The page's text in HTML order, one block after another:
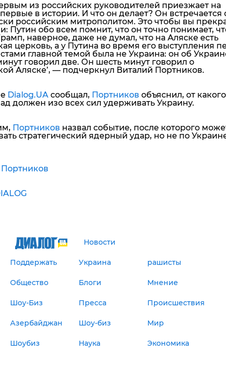
из российских руководителей приезжает на
в истории. И что он делает? Он встречается
российским митрополитом. Это чтобы вы
Путин обо всем помнит, что он точно понимает,
рамп, наверное, даже не думал, что на Аляске есть
церковь, а у Путина во время его выступления
главной темой была не Украина: он об
говорил две. Он шесть минут говорил о
Аляске’, — подчеркнул Виталий Портников.
Dialog.UAсообщал, Портников объяснил, от какого
должен изо всех сил удерживать Украину.
Портников назвал событие, после которого
стратегический ядерный удар, но не по
Новости
Поддержать Украина рашисты
Общество Блоги Мнение
Шоу-Биз Пресса Происшествия
Азербайджан Шоу-биз Мир
Шоубиз Наука Экономика